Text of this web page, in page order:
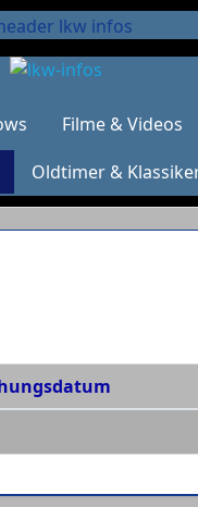
Filme & Videos
Oldtimer &